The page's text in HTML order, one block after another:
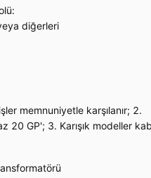
diğerleri
memnuniyetle karşılanır; 2.
20 GP'; 3. Karışık modeller